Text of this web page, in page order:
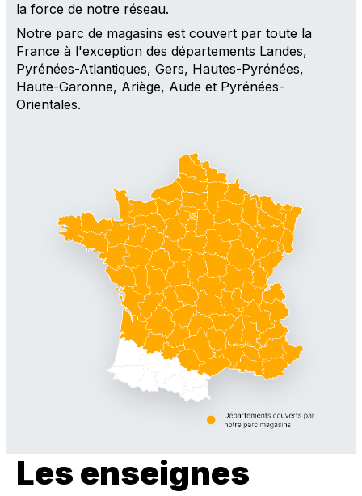
la force de notre réseau.
Notre parc de magasins est couvert par toute la
France à l'exception des départements Landes,
Pyrénées-Atlantiques, Gers, Hautes-Pyrénées,
Haute-Garonne, Ariège, Aude et Pyrénées-
Orientales.
Les enseignes